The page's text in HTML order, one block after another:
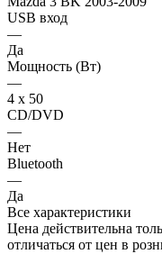
USB вход
—
Да
Мощность (Вт)
—
4 х 50
CD/DVD
—
Нет
Bluetooth
—
Да
Все характеристики
Цена действительна
отличаться от цен в